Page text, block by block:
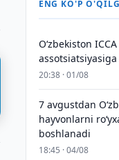
ENG KO'P
O‘zbekiston
assotsiatsiyasiga
20:38 · 01/08
7 avgustdan
hayvonlarni
boshlanadi
18:45 · 04/08